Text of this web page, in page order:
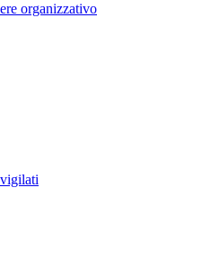
organizzativo